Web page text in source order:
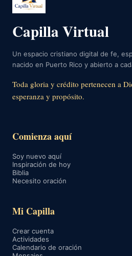
Capilla Virtual
Un espacio cristiano digital de fe,
nacido en Puerto Rico y abierto a
Toda gloria y crédito pertenecen a
esperanza y propósito.
Comienza aquí
Soy nuevo aquí
Inspiración de hoy
Biblia
Necesito oración
Mi Capilla
Crear cuenta
Actividades
Calendario de oración